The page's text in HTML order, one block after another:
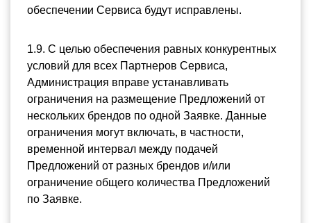
обеспечении Сервиса будут исправлены.
1.9. С целью обеспечения равных конкурентных
условий для всех Партнеров Сервиса,
Администрация вправе устанавливать
ограничения на размещение Предложений от
нескольких брендов по одной Заявке. Данные
ограничения могут включать, в частности,
временной интервал между подачей
Предложений от разных брендов и/или
ограничение общего количества Предложений
по Заявке.